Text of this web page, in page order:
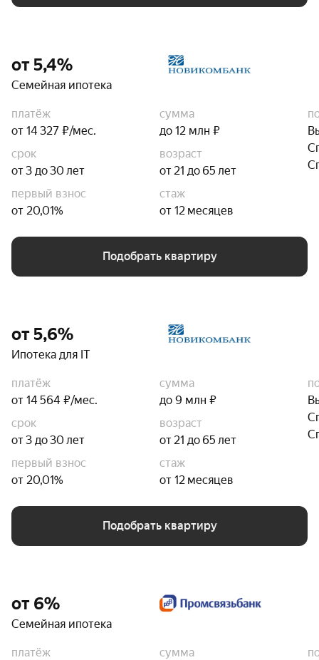
от 5,4%
Семейная ипотека
платёж
от 14 327 ₽/мес.
сумма
до 12 млн ₽
срок
от 3 до 30 лет
возраст
от 21 до 65 лет
первый взнос
от 20,01%
стаж
от 12 месяцев
Подобрать квартиру
от 5,6%
Ипотека для IT
платёж
от 14 564 ₽/мес.
сумма
до 9 млн ₽
срок
от 3 до 30 лет
возраст
от 21 до 65 лет
первый взнос
от 20,01%
стаж
от 12 месяцев
Подобрать квартиру
от 6%
Семейная ипотека
платёж
сумма